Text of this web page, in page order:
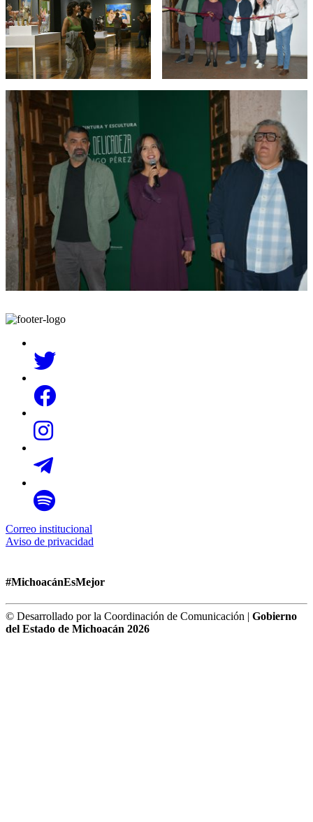
Correo institucional
Aviso de privacidad
#MichoacánEsMejor
© Desarrollado por la Coordinación de Comunicación | Gobierno
del Estado de Michoacán 2026